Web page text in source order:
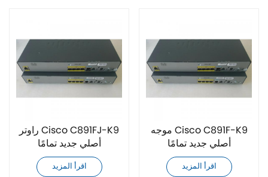
راوتر Cisco C891FJ-K9
أصلي جديد تمامًا
اقرأ المزيد
موجه Cisco C891F-K9
أصلي جديد تمامًا
اقرأ المزيد